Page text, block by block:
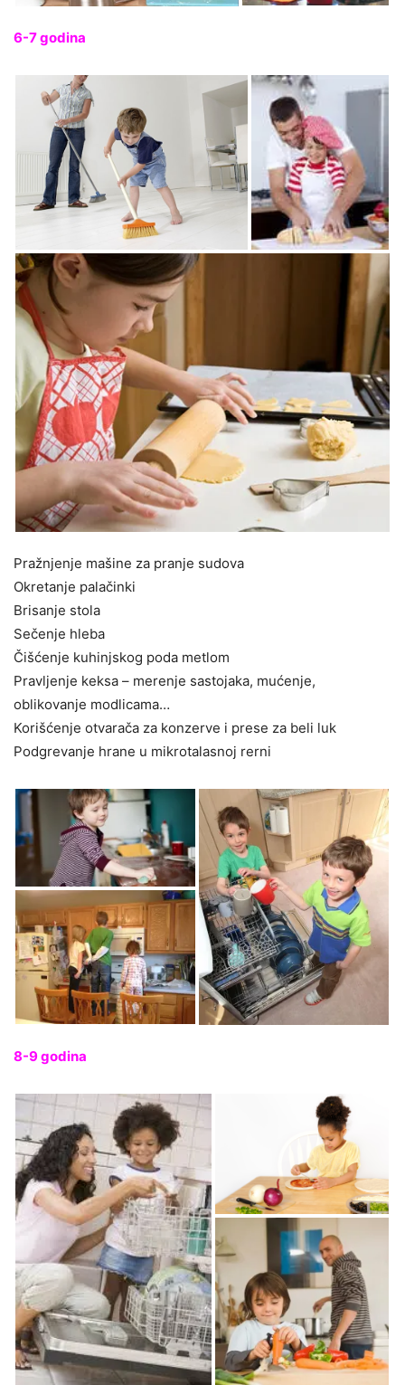
6-7 godina
Pražnjenje mašine za pranje sudova
Okretanje palačinki
Brisanje stola
Sečenje hleba
Čišćenje kuhinjskog poda metlom
Pravljenje keksa – merenje sastojaka, mućenje,
oblikovanje modlicama…
Korišćenje otvarača za konzerve i prese za beli luk
Podgrevanje hrane u mikrotalasnoj rerni
8-9 godina